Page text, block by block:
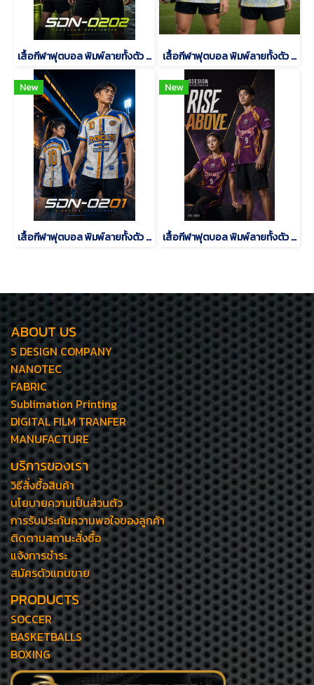
เสื้อกีฬาฟุตบอล พิมพ์ลายทั้งตัว เนื้อผ้า "นาโนเทค"SDN-0202 เสื้อกีฬาฟุตบอล พิมพ์ลายทั้งตัว เนื้อผ้า "นาโนเทค"SD-484
New
เสื้อกีฬาฟุตบอล พิมพ์ลายทั้งตัว เนื้อผ้า "นาโนเทค"SDN-0201
New
เสื้อกีฬาฟุตบอล พิมพ์ลายทั้งตัว เนื้อผ้า "นาโนเทค"SD-500
ABOUT US
S DESIGN COMPANY
NANOTEC
FABRIC
Sublimation Printing
DIGITAL FILM TRANFER
MANUFACTURE
บริการของเรา
วิธีสั่งซื้อสินค้า
นโยบายความเป็นส่วนตัว
การรับประกันความพอใจของลูกค้า
ติดตามสถานะสั่งซื้อ
แจ้งการชำระ
สมัครตัวแทนขาย
PRODUCTS
SOCCER
BASKETBALLS
BOXING